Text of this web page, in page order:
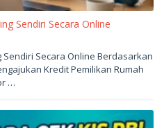
Sendiri Secara Online
Sendiri Secara Online Berdasarkan
Kredit Pemilikan Rumah
…